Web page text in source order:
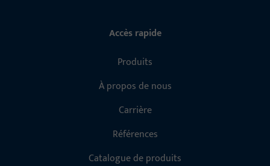
Accès rapide
Produits
À propos de nous
Carrière
Références
Catalogue de produits